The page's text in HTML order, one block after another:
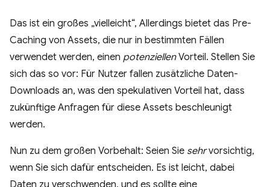
Das ist ein großes „vielleicht“, Allerdings bietet das Pre-
Caching von Assets, die nur in bestimmten Fällen
verwendet werden, einen potenziellenVorteil. Stellen Sie
sich das so vor: Für Nutzer fallen zusätzliche Daten-
Downloads an, was den spekulativen Vorteil hat, dass
zukünftige Anfragen für diese Assets beschleunigt
werden.
Nun zu dem großen Vorbehalt: Seien Sie sehrvorsichtig,
wenn Sie sich dafür entscheiden. Es ist leicht, dabei
Daten zu verschwenden, und es sollte eine